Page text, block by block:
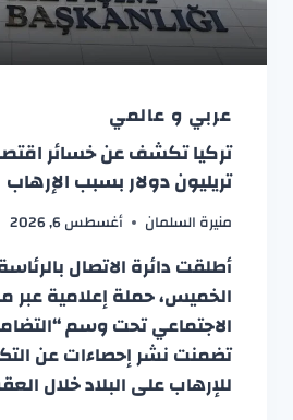
عربي و عالمي
تريليون دولار بسبب الإرهاب
منيرة السلمان أغسطس 6, 2026
أطلقت دائرة الاتصال
الخميس، حملة إعلامية عبر
الاجتماعي تحت وسم
تضمنت نشر إحصاءات عن
للإرهاب على البلاد خلال